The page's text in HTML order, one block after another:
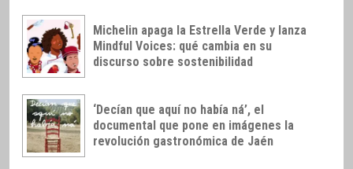
Michelin apaga la Estrella Verde y lanza
Mindful Voices: qué cambia en su
discurso sobre sostenibilidad
‘Decían que aquí no había ná’, el
documental que pone en imágenes la
revolución gastronómica de Jaén